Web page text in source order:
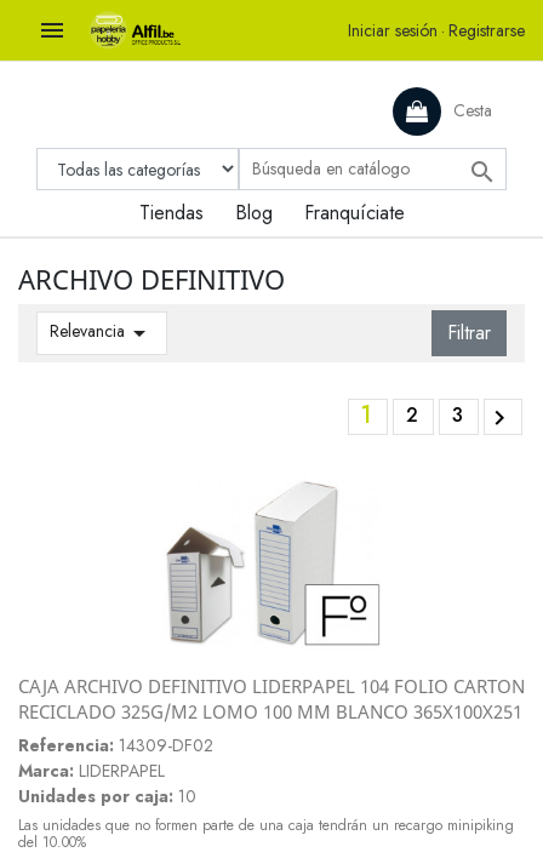
 Iniciar sesión · Registrarse
Cesta

Tiendas Blog Franquíciate
ARCHIVO DEFINITIVO
Relevancia  Filtrar
1 2 3 
CAJA ARCHIVO DEFINITIVO LIDERPAPEL 104 FOLIO CARTON
RECICLADO 325G/M2 LOMO 100 MM BLANCO 365X100X251
Referencia: 14309-DF02
Marca: LIDERPAPEL
Unidades por caja: 10
Las unidades que no formen parte de una caja tendrán un recargo minipiking
del 10.00%